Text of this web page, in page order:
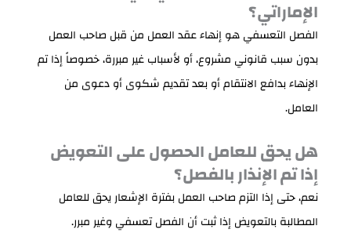
الإماراتي؟
الفصل التعسفي هو إنهاء عقد العمل من قبل صاحب العمل
بدون سبب قانوني مشروع، أو لأسباب غير مبررة، خصوصاً إذا تم
الإنهاء بدافع الانتقام أو بعد تقديم شكوى أو دعوى من
العامل.
هل يحق للعامل الحصول على التعويض
إذا تم الإنذار بالفصل؟
نعم، حتى إذا التزم صاحب العمل بفترة الإشعار يحق للعامل
المطالبة بالتعويض إذا ثبت أن الفصل تعسفي وغير مبرر.